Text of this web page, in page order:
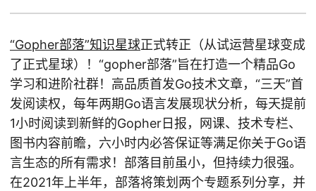
“Gopher部落”知识星球正式转正（从试运营星球变成
了正式星球）！“gopher部落”旨在打造一个精品Go
学习和进阶社群！高品质首发Go技术文章，“三天”首
发阅读权，每年两期Go语言发展现状分析，每天提前
1小时阅读到新鲜的Gopher日报，网课、技术专栏、
图书内容前瞻，六小时内必答保证等满足你关于Go语
言生态的所有需求！部落目前虽小，但持续力很强。
在2021年上半年，部落将策划两个专题系列分享，并